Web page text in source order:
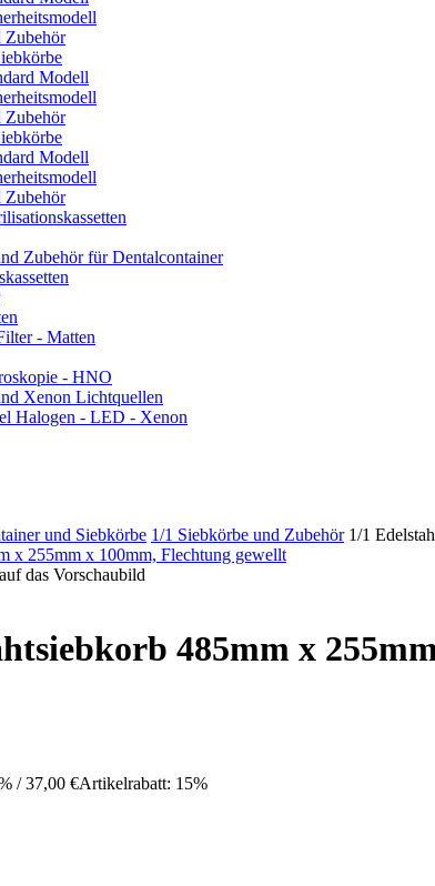
Zubehör
Modell
Zubehör
Modell
Zubehör
Zubehör für Dentalcontainer
- Matten
- HNO
Xenon Lichtquellen
Halogen - LED - Xenon
und Siebkörbe 1/1 Siebkörbe und Zubehör 1/1
das Vorschaubild
485mm x
/ 37,00 €Artikelrabatt: 15%